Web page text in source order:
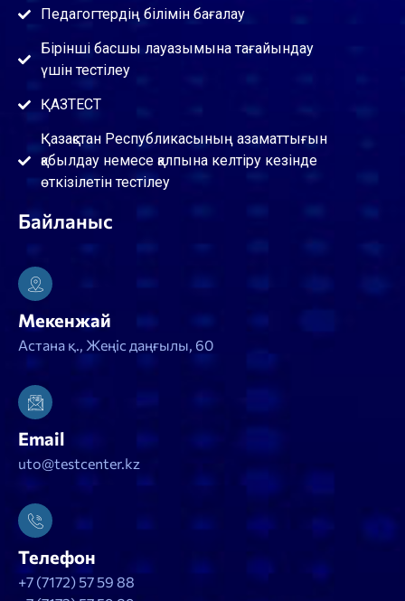
Педагогтердің білімін бағалау
Бірінші басшы лауазымына тағайындау
үшін тестілеу
ҚАЗТЕСТ
Қазақстан Республикасының азаматтығын
қабылдау немесе қалпына келтіру кезінде
өткізілетін тестілеу
Байланыс
Мекенжай
Астана қ., Жеңіс даңғылы, 60
Email
uto@testcenter.kz
Телефон
+7 (7172) 57 59 88